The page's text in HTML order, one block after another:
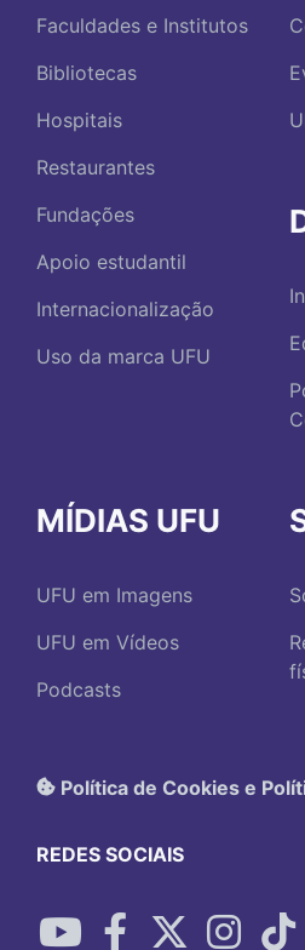
Faculdades e Institutos
Bibliotecas
Hospitais
Restaurantes
Fundações
Apoio estudantil
Internacionalização
Uso da marca UFU
MÍDIAS UFU
UFU em Imagens
UFU em Vídeos
Podcasts
Política de Cookies e
REDES SOCIAIS